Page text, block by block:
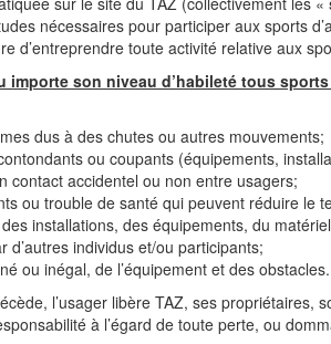
nécessaires pour participer aux sports
d’entreprendre toute activité relative aux
importe son niveau d’habileté tous sports
dus à des chutes ou autres mouvements;
ou coupants (équipements,
contact accidentel ou non entre usagers;
ou trouble de santé qui peuvent réduire le
des installations, des équipements, du matériel
d’autres individus et/ou participants;
ou inégal, de l’équipement et des obstacles.
l’usager libère TAZ, ses propriétaires,
à l’égard de toute perte, ou